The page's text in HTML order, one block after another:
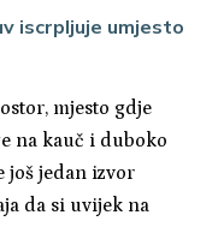
iscrpljuje umjesto
mjesto gdje
na kauč i duboko
još jedan izvor
da si uvijek na